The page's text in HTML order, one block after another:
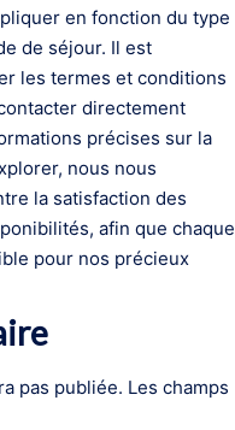
en fonction du type
de séjour. Il est
les termes et conditions
directement
précises sur la
nous nous
la satisfaction des
afin que chaque
pour nos précieux
pas publiée. Les champs